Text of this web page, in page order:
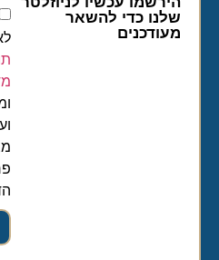
שלנו כדי להשאר
מעודכנים